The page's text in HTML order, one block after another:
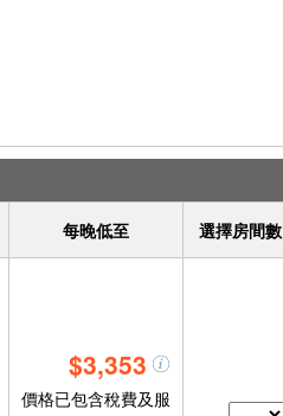
每晚低至 選擇房間數
$3,353
價格已包含稅費及服